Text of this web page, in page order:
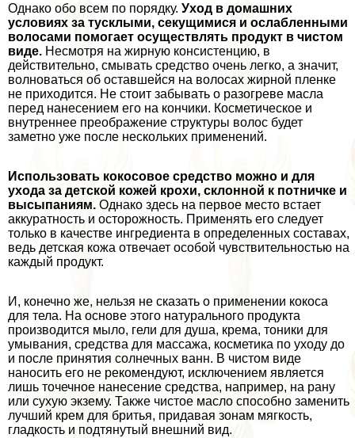
Однако обо всем по порядку. Уход в домашних
условиях за тусклыми, секущимися и ослабленными
волосами помогает осуществлять продукт в чистом
виде. Несмотря на жирную консистенцию, в
действительно, смывать средство очень легко, а значит,
волноваться об оставшейся на волосах жирной пленке
не приходится. Не стоит забывать о разогреве масла
перед нанесением его на кончики. Косметическое и
внутреннее преображение структуры волос будет
заметно уже после нескольких применений.
Использовать кокосовое средство можно и для
ухода за детской кожей крохи, склонной к потничке и
высыпаниям. Однако здесь на первое место встает
аккуратность и осторожность. Применять его следует
только в качестве ингредиента в определенных составах,
ведь детская кожа отвечает особой чувствительностью на
каждый продукт.
И, конечно же, нельзя не сказать о применении кокоса
для тела. На основе этого натурального продукта
производится мыло, гели для душа, крема, тоники для
умывания, средства для массажа, косметика по уходу до
и после принятия солнечных ванн. В чистом виде
наносить его не рекомендуют, исключением является
лишь точечное нанесение средства, например, на рану
или сухую экзему. Также чистое масло способно заменить
лучший крем для бритья, придавая зонам мягкость,
гладкость и подтянутый внешний вид.